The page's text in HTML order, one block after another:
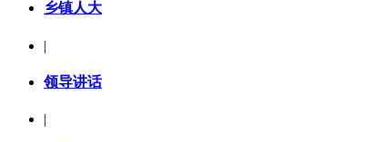
乡镇人大
|
领导讲话
|